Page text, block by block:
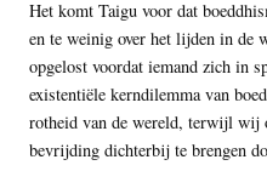
Het komt Taigu voor dat
en te weinig over het lijden in de
opgelost voordat iemand zich in
existentiële kerndilemma van
rotheid van de wereld, terwijl wij
bevrijding dichterbij te brengen